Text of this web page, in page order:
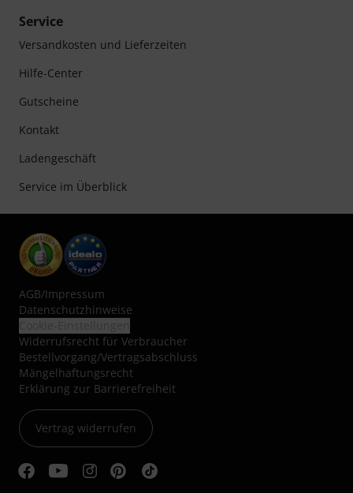
Service
Versandkosten und Lieferzeiten
Hilfe-Center
Gutscheine
Kontakt
Ladengeschäft
Service im Überblick
AGB/Impressum
Datenschutzhinweise
Widerrufsrecht für Verbraucher
Bestellvorgang/Vertragsabschluss
Mängelhaftungsrecht
Erklärung zur Barrierefreiheit
Vertrag widerrufen